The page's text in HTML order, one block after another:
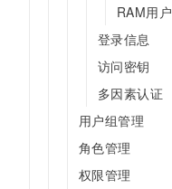
RAM用户
登录信息
访问密钥
多因素认证
用户组管理
角色管理
权限管理